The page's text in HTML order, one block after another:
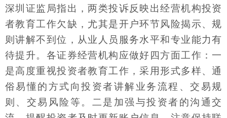
深圳证监局指出，两类投诉反映出经营机构投资
者教育工作欠缺，尤其是开户环节风险揭示、规
则讲解不到位，从业人员服务水平和专业能力有
待提升。各证券经营机构应做好四方面工作：一
是高度重视投资者教育工作，采用形式多样、通
俗易懂的方式向投资者讲解业务流程、交易规
则、交易风险等。二是加强与投资者的沟通交